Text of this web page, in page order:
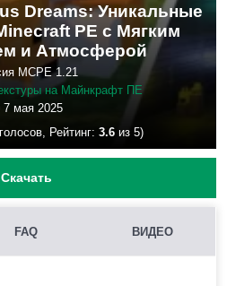
Dreams: Уникальные
PE с Мягким
и Атмосферой
MCPE 1.21
на Майнкрафт ПЕ
7 мая 2025
Рейтинг: 3.6из 5)
Скачать
FAQ ВИДЕО